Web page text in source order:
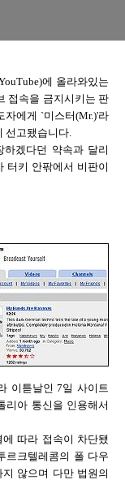
에 올라와있는
접속을 금지시키는 판
에게 `미스터(Mr.)'라
선고됐습니다.
하겠다던 약속과 달리
터키 안팎에서 비판이
이튿날인 7일 사이트
리아 통신을 인용해서
따라 접속이 차단됐
르크텔레콤의 폴 다우
않으며 다만 법원의